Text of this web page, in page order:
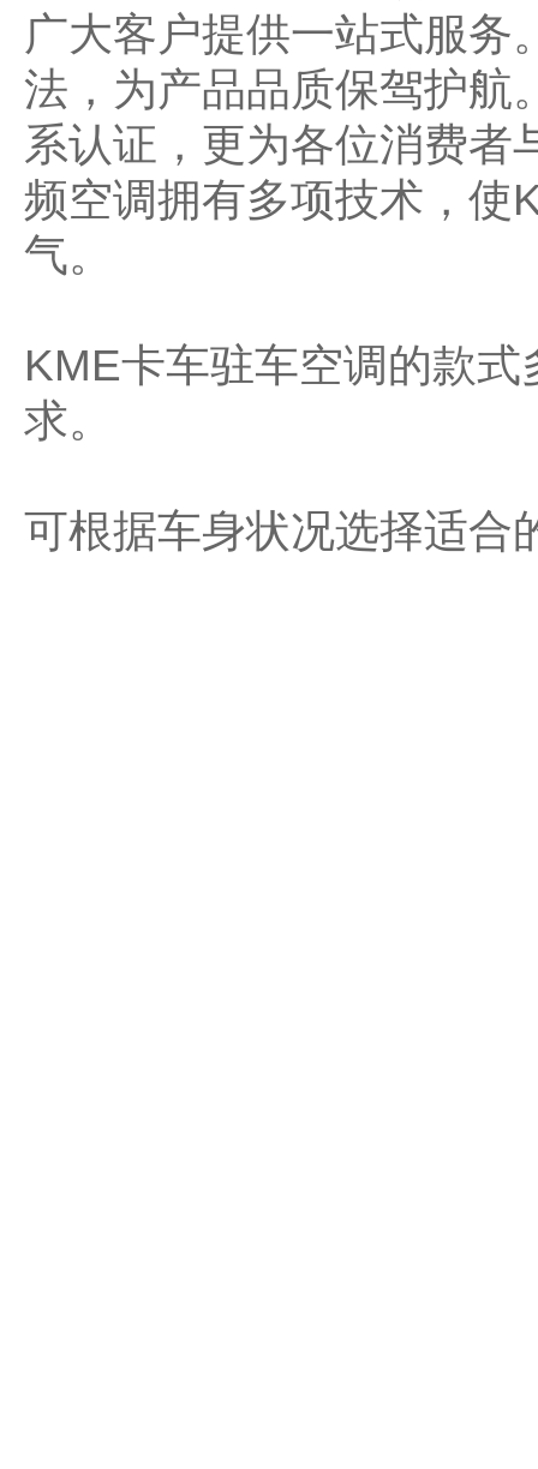
广大客户提供一站式服务
法，为产品品质保驾护航
系认证，更为各位消费者
频空调拥有多项技术，使
气。
KME卡车驻车空调的款
求。
可根据车身状况选择适合